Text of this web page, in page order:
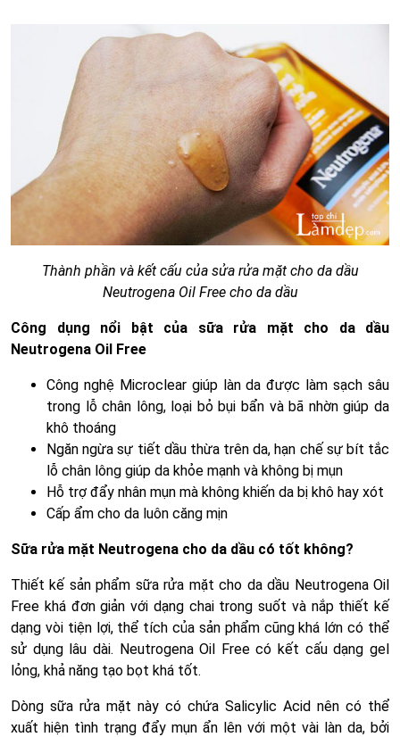
Thành phần và kết cấu của sửa rửa mặt cho da dầu
Neutrogena Oil Free cho da dầu
Công dụng nổi bật của sữa rửa mặt cho da dầu
Neutrogena Oil Free
Công nghệ Microclear giúp làn da được làm sạch sâu
trong lỗ chân lông, loại bỏ bụi bẩn và bã nhờn giúp da
khô thoáng
Ngăn ngừa sự tiết dầu thừa trên da, hạn chế sự bít tắc
lỗ chân lông giúp da khỏe mạnh và không bị mụn
Hỗ trợ đẩy nhân mụn mà không khiến da bị khô hay xót
Cấp ẩm cho da luôn căng mịn
Sữa rửa mặt Neutrogena cho da dầu có tốt không?
Thiết kế sản phẩm sữa rửa mặt cho da dầu Neutrogena Oil
Free khá đơn giản với dạng chai trong suốt và nắp thiết kế
dạng vòi tiện lợi, thể tích của sản phẩm cũng khá lớn có thể
sử dụng lâu dài. Neutrogena Oil Free có kết cấu dạng gel
lỏng, khả năng tạo bọt khá tốt.
Dòng sữa rửa mặt này có chứa Salicylic Acid nên có thể
xuất hiện tình trạng đẩy mụn ẩn lên với một vài làn da, bởi